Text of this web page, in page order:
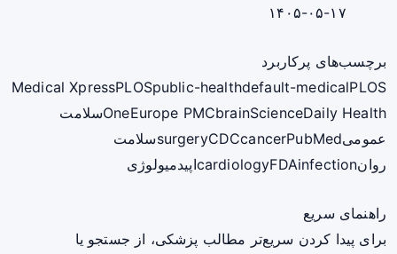
برچسب‌های پرکاربرد
Medical XpressPLOSpublic-healthdefault-medicalPLOS
OneEurope PMCbrainScienceDaily Health
سلامت
عمومی
surgeryCDCcancerPubMed
سلامت
روان
cardiologyFDAinfection اپیدمیولوژی
راهنمای سریع
برای پیدا کردن سریع‌تر مطالب پزشکی، از جستجو یا